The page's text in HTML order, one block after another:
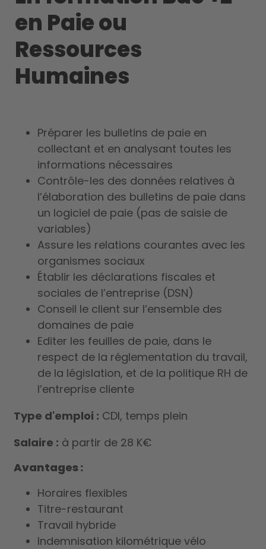
en Paie ou
Ressources
Humaines
Préparer les bulletins de paie en
collectant et en analysant toutes les
informations nécessaires
Contrôle-les des données relatives à
l’élaboration des bulletins de paie dans
un logiciel de paie (pas de saisie de
variables)
Assure les relations courantes avec les
organismes sociaux
Établir les déclarations fiscales et
sociales de l’entreprise (DSN)
Conseil le client sur l’ensemble des
domaines de paie
Editer les feuilles de paie, dans le
respect de la réglementation du travail,
de la législation, et de la politique RH de
l’entreprise cliente
Type d'emploi : CDI, temps plein
Salaire : à partir de 28 K€
Avantages :
Horaires flexibles
Titre-restaurant
Travail hybride
Indemnisation kilométrique vélo